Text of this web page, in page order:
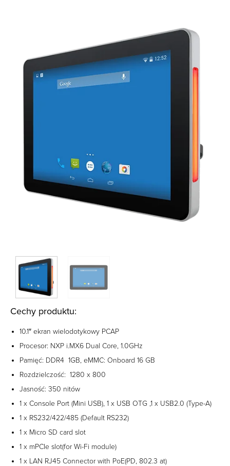
Cechy produktu:
10.1″ ekran wielodotykowy PCAP
Procesor: NXP i.MX6 Dual Core, 1.0GHz
Pamięć: DDR4 1GB, eMMC: Onboard 16 GB
Rozdzielczość: 1280 x 800
Jasność: 350 nitów
1 x Console Port (Mini USB), 1 x USB OTG ,1 x USB2.0 (Type-A)
1 x RS232/422/485 (Default RS232)
1 x Micro SD card slot
1 x mPCIe slot(for Wi-Fi module)
1 x LAN RJ45 Connector with PoE(PD, 802.3 at)